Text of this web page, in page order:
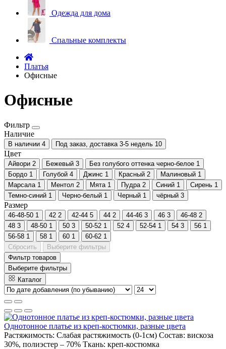
Одежда для дома
Спальные комплекты
Платья
Офисные
Офисные
Фильтр
Наличие
В наличии 4 Под заказ, доставка 3-5 недель 10
Цвет
Айвори 2 Бежевый 3 Без голубого оттенка черно-белое 1
Бордо 1 Голубой 4 Джинс 1 Красный 2 Малиновый 1
Марсала 1 Ментол 2 Мята 1 Пудра 2 Синий 1 Сирень 1
Темно-синий 1 Черно-белый 1 Черный 1 чёрный 3
Размер
46-48-50 1 42 2 42-44 5 44 2 44-46 3 46 3 46-48 2
48 3 48-50 1 50 3 50-52 1 52 4 52-54 1 54 3 56 1
56-58 1 58 1 60 1 60-62 1
Сбросить
Выберите фильтры
Фильтр товаров
Выберите фильтры
Каталог
Однотонное платье из креп-костюмки, разные цвета
Растяжимость: Слабая растяжимость (0-1см) Состав: вискоза
30%, полиэстер – 70% Ткань: креп-костюмка